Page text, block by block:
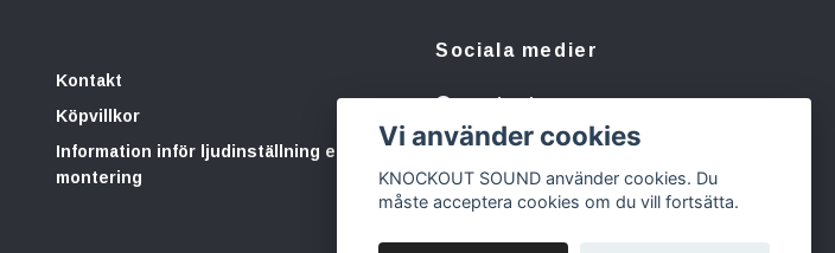
Kontakt
Köpvillkor
Information inför ljudinställning eller
montering
Sociala medier
Facebook
Instagram
Vi använder cookies
KNOCKOUT SOUND använder cookies. Du
måste acceptera cookies om du vill fortsätta.